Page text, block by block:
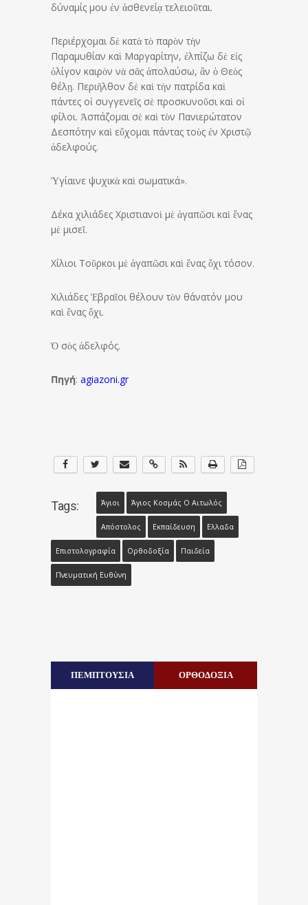
δύναμίς μου ἐν ἀσθενείᾳ τελειοῦται.
Περιέρχομαι δὲ κατὰ τὸ παρὸν τὴν
Παραμυθίαν καὶ Μαργαρίτην, ἐλπίζω δὲ εἰς
ὀλίγον καιρὸν νὰ σᾶς ἀπολαύσω, ἂν ὁ Θεὸς
θέλῃ. Περιῆλθον δὲ καὶ τὴν πατρίδα καὶ
πάντες οἱ συγγενεῖς σὲ προσκυνοῦσι καὶ οἱ
φίλοι. Ἀσπάζομαι σὲ καὶ τὸν Πανιερώτατον
Δεσπότην καὶ εὔχομαι πάντας τοὺς ἐν Χριστῷ
ἀδελφούς.
Ὑγίαινε ψυχικὰ καὶ σωματικά».
Δέκα χιλιάδες Χριστιανοὶ μὲ ἀγαπῶσι καὶ ἕνας
μὲ μισεῖ.
Χίλιοι Τοῦρκοι μὲ ἀγαπῶσι καὶ ἕνας ὄχι τόσον.
Χιλιάδες Ἑβραῖοι θέλουν τὸν θάνατόν μου
καὶ ἕνας ὄχι.
Ὁ σὸς ἀδελφός.
Πηγή: agiazoni.gr
Tags: Άγιοι Άγιος Κοσμάς Ο Αιτωλός
Απόστολος Εκπαίδευση Ελλαδα
Επιστολογραφία Ορθοδοξία Παιδεία
Πνευματική Ευθύνη
ΠΕΜΠΤΟΥΣΙΑ ΟΡΘΟΔΟΞΙΑ